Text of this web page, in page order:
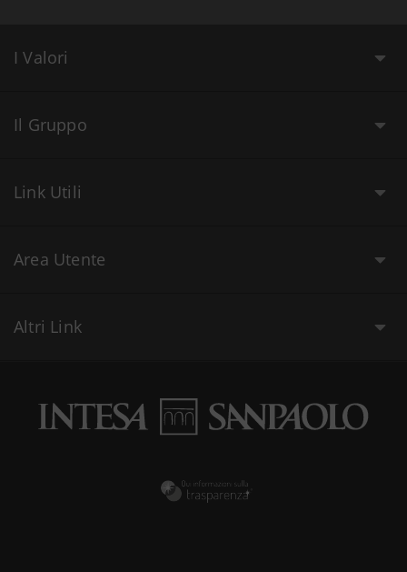
I Valori
Il Gruppo
Link Utili
Area Utente
Altri Link